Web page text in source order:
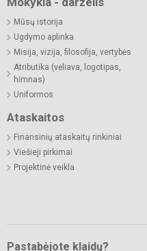
Mūsų istorija
Ugdymo aplinka
Misija, vizija, filosofija, vertybės
Atributika (vėliava, logotipas,
himnas)
Uniformos
Ataskaitos
Finansinių ataskaitų rinkiniai
Viešieji pirkimai
Projektinė veikla
Pastabėjote klaidų?